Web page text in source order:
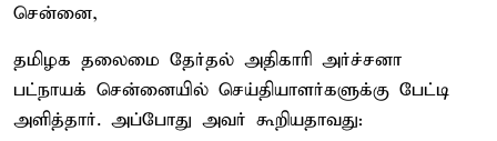
சென்னை,
தமிழக தலைமை தேர்தல் அதிகாரி அர்ச்சனா
பட்நாயக் சென்னையில் செய்தியாளர்களுக்கு பேட்டி
அளித்தார். அப்போது அவர் கூறியதாவது: